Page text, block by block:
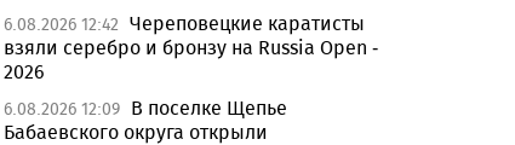
6.08.2026 12:42 Череповецкие каратисты
взяли серебро и бронзу на Russia Open -
2026
6.08.2026 12:09 В поселке Щепье
Бабаевского округа открыли